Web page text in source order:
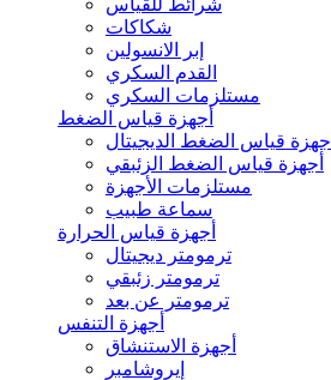
شرائط للقياس
شكاكات
إبر الانسولين
القدم السكري
مستلزمات السكري
أجهزة قياس الضغط
أجهزة قياس الضغط الديجيتال
أجهزة قياس الضغط الزئبقي
مستلزمات الأجهزة
سماعة طبيب
أجهزة قياس الحرارة
ترمومتر ديجيتال
ترمومتر زئبقي
ترمومتر عن بعد
أجهزة التنفس
أجهزة الاستنشاق
إيروشامبر